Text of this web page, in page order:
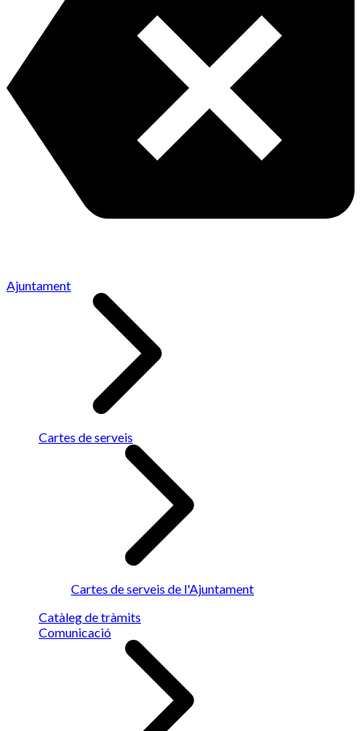
Ajuntament
Cartes de serveis
Cartes de serveis de l'Ajuntament
Catàleg de tràmits
Comunicació